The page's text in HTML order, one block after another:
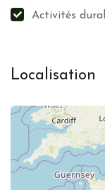
Activités
Localisation